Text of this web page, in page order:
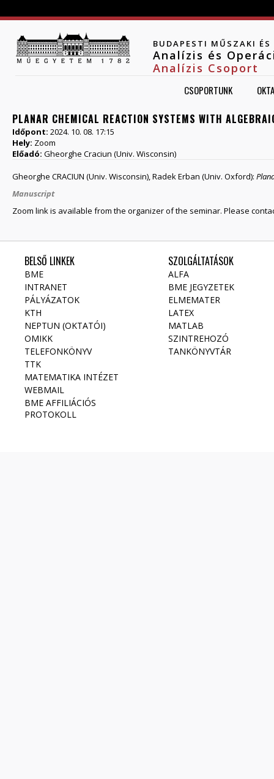
BUDAPESTI MŰSZAKI
Analízis és
Analízis Csoport
CSOPORTUNK
PLANAR CHEMICAL REACTION SYSTEMS WITH
Időpont: 2024. 10. 08. 17:15
Hely: Zoom
Előadó: Gheorghe Craciun (Univ. Wisconsin)
Gheorghe CRACIUN (Univ. Wisconsin), Radek Erban (Univ. Oxford):
Manuscript
Zoom link is available from the organizer of the seminar. Please
BELSŐ LINKEK
BME
INTRANET
PÁLYÁZATOK
KTH
NEPTUN (OKTATÓI)
OMIKK
TELEFONKÖNYV
TTK
MATEMATIKA INTÉZET
WEBMAIL
BME AFFILIÁCIÓS
PROTOKOLL
SZOLGÁLTATÁSOK
ALFA
BME JEGYZETEK
ELMEMATER
LATEX
MATLAB
SZINTREHOZÓ
TANKÖNYVTÁR